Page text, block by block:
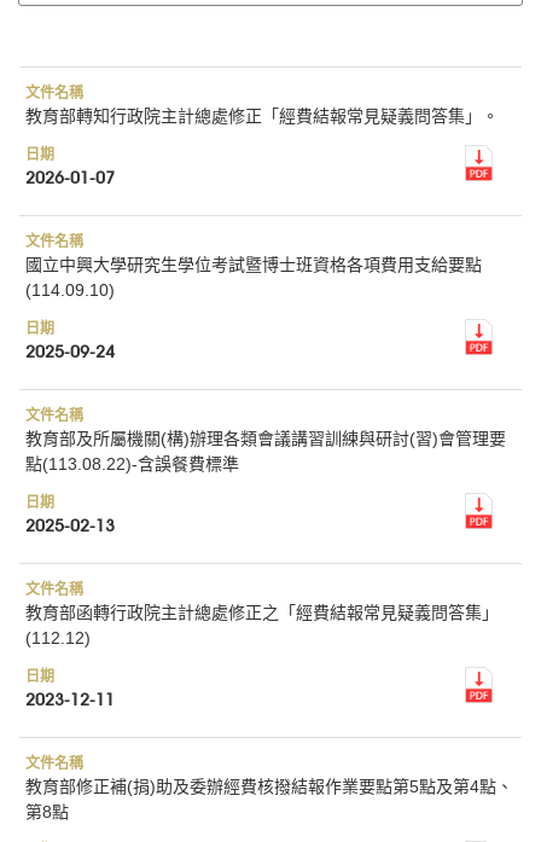
教育部轉知行政院主計總處修正「經費結報常見疑義問答集」。
2026-01-07
國立中興大學研究生學位考試暨博士班資格各項費用支給要點
(114.09.10)
2025-09-24
教育部及所屬機關(構)辦理各類會議講習訓練與研討(習)會管理要
點(113.08.22)-含誤餐費標準
2025-02-13
教育部函轉行政院主計總處修正之「經費結報常見疑義問答集」
(112.12)
2023-12-11
教育部修正補(捐)助及委辦經費核撥結報作業要點第5點及第4點、
第8點